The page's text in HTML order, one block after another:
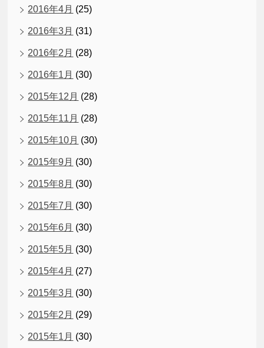
2016年4月 (25)
2016年3月 (31)
2016年2月 (28)
2016年1月 (30)
2015年12月 (28)
2015年11月 (28)
2015年10月 (30)
2015年9月 (30)
2015年8月 (30)
2015年7月 (30)
2015年6月 (30)
2015年5月 (30)
2015年4月 (27)
2015年3月 (30)
2015年2月 (29)
2015年1月 (30)